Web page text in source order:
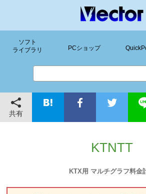
ソフト
ライブラリ
PCショップ
共有
KTNTT
KTX用 マルチグラフ料金